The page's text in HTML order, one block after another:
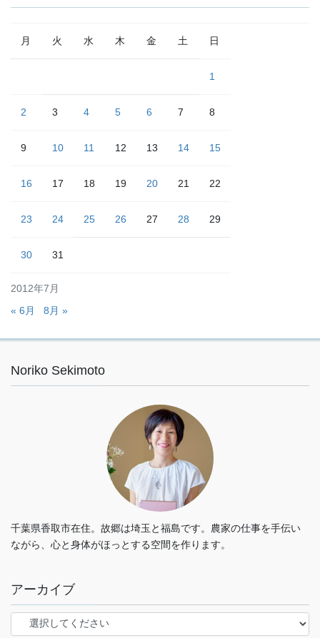
2012年7月
月 火 水 木 金 土 日
1
2 3 4 5 6 7 8
9 10 11 12 13 14 15
16 17 18 19 20 21 22
23 24 25 26 27 28 29
30 31
« 6月 8月 »
Noriko Sekimoto
千葉県香取市在住。故郷は埼玉と福島です。農家の仕事を手伝い
ながら、心と身体がほっとする空間を作ります。
アーカイブ